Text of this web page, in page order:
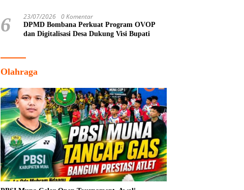
6 23/07/2026 0 Komentar
DPMD Bombana Perkuat Program OVOP
dan Digitalisasi Desa Dukung Visi Bupati
Olahraga